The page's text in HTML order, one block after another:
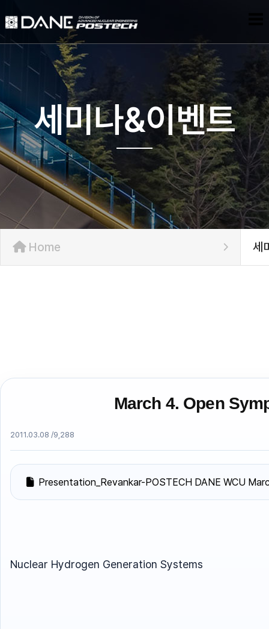
세미나&이벤트
Home 세
March 4. Open
2011.03.08 /9,288
Presentation_Revankar-POSTECH DANE WCU
Nuclear Hydrogen Generation Systems